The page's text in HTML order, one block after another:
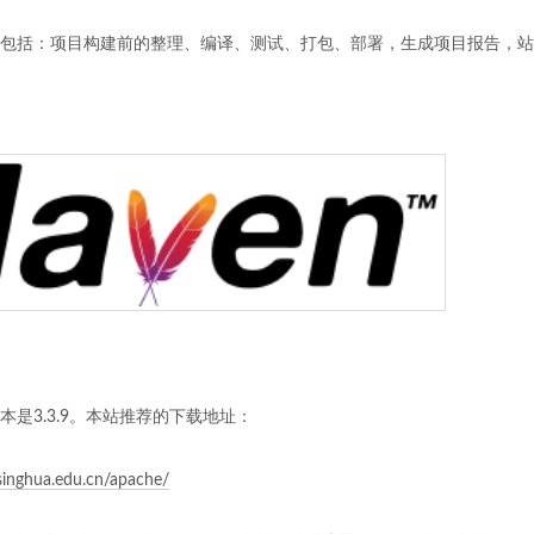
括：项目构建前的整理、编译、测试、打包、部署，生成项目报告，站
是3.3.9。本站推荐的下载地址：
apache/